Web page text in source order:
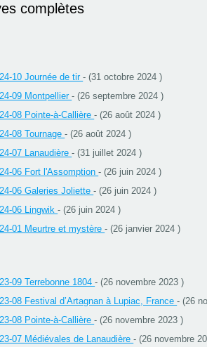
complètes
10 Journée de tir- (31 octobre 2024 )
09 Montpellier- (26 septembre 2024 )
08 Pointe-à-Callière- (26 août 2024 )
08 Tournage- (26 août 2024 )
07 Lanaudière- (31 juillet 2024 )
06 Fort l'Assomption- (26 juin 2024 )
06 Galeries Joliette- (26 juin 2024 )
06 Lingwik- (26 juin 2024 )
01 Meurtre et mystère- (26 janvier 2024 )
09 Terrebonne 1804- (26 novembre 2023 )
08 Festival d’Artagnan à Lupiac, France- (26
08 Pointe-à-Callière- (26 novembre 2023 )
07 Médiévales de Lanaudière- (26 novembre